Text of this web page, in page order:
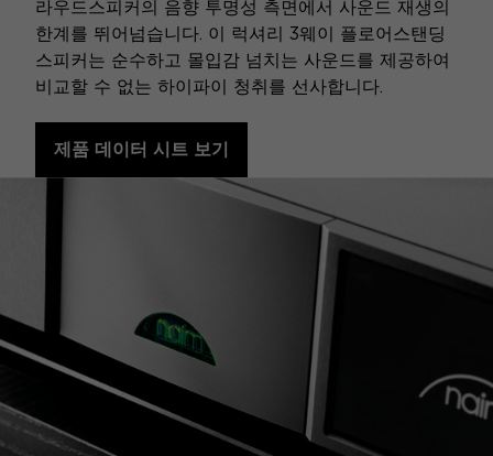
라우드스피커의 음향 투명성 측면에서 사운드 재생의
한계를 뛰어넘습니다. 이 럭셔리 3웨이 플로어스탠딩
스피커는 순수하고 몰입감 넘치는 사운드를 제공하여
비교할 수 없는 하이파이 청취를 선사합니다.
제품 데이터 시트 보기
NAP 250 DR & NDX 2